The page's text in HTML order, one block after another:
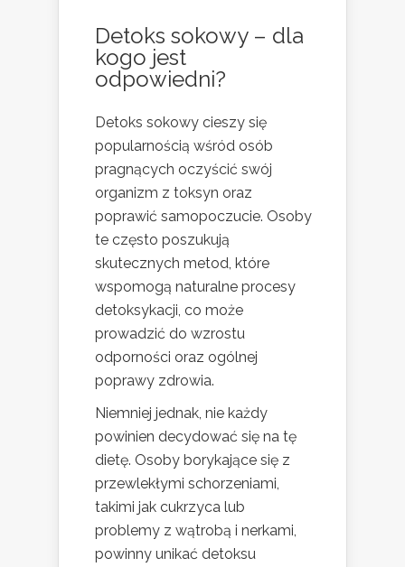
Detoks sokowy – dla
kogo jest
odpowiedni?
Detoks sokowy cieszy się
popularnością wśród osób
pragnących oczyścić swój
organizm z toksyn oraz
poprawić samopoczucie. Osoby
te często poszukują
skutecznych metod, które
wspomogą naturalne procesy
detoksykacji, co może
prowadzić do wzrostu
odporności oraz ogólnej
poprawy zdrowia.
Niemniej jednak, nie każdy
powinien decydować się na tę
dietę. Osoby borykające się z
przewlekłymi schorzeniami,
takimi jak cukrzyca lub
problemy z wątrobą i nerkami,
powinny unikać detoksu